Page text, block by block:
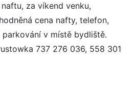
za víkend venku,
cena nafty, telefon,
v místě bydliště.
737 276 036, 558 301